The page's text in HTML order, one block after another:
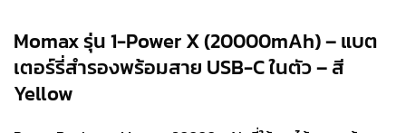
Momax รุ่น 1-Power X (20000mAh) – แบต
เตอร์รี่สำรองพร้อมสาย USB-C ในตัว – สี
Yellow